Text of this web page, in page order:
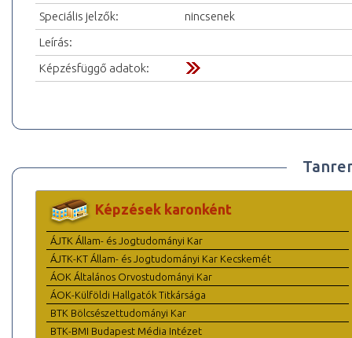
Speciális jelzők:
nincsenek
Leírás:
Képzésfüggő adatok:
Képzések karonként
ÁJTK Állam- és Jogtudományi Kar
ÁJTK-KT Állam- és Jogtudományi Kar Kecskemét
ÁOK Általános Orvostudományi Kar
ÁOK-Külföldi Hallgatók Titkársága
BTK Bölcsészettudományi Kar
BTK-BMI Budapest Média Intézet